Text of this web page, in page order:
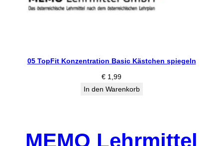
05 TopFit Konzentration Basic Kästchen spiegeln
€ 1,99
In den Warenkorb
MEMO Lehrmittel